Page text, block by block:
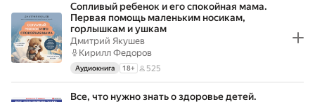
Сопливый ребенок и его спокойная мама.
Первая помощь маленьким носикам,
горлышкам и ушкам
Дмитрий Якушев
Кирилл Федоров
Аудиокнига 18+ 525
Все, что нужно знать о здоровье детей.